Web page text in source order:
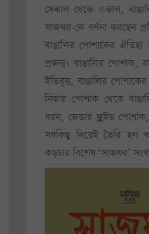
সেকাল থেকে একাল,
সাজঘর-কে বর্ণনা করছেন
বাঙালির পোশাকের
প্রজন্ম। বাঙালির পোশাক,
ইতিবৃত্ত, বাঙালির পোশাকের
নিজস্ব পোশাক থেকে
ধরন, জেন্ডার ফ্লুইড
সবকিছু নিয়েই তৈরি হল
কড়চার বিশেষ ‘সাজঘর’